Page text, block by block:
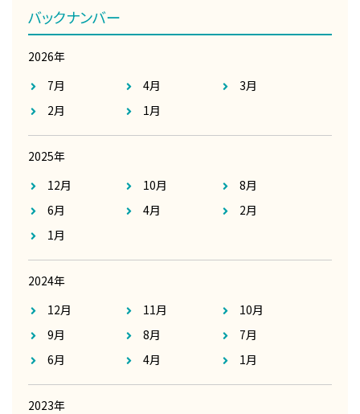
バックナンバー
2026年
7月
4月
3月
2月
1月
2025年
12月
10月
8月
6月
4月
2月
1月
2024年
12月
11月
10月
9月
8月
7月
6月
4月 1月
2023年